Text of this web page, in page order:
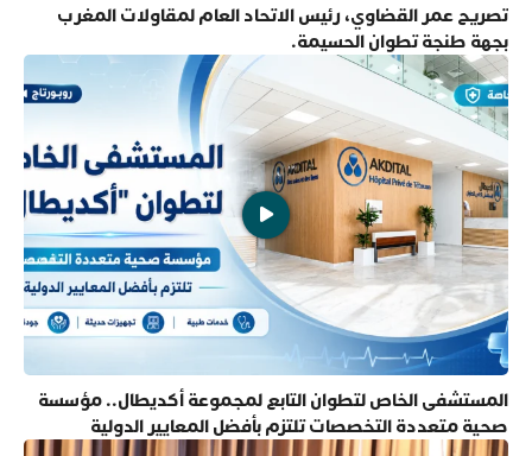
تصريح عمر القضاوي، رئيس الاتحاد العام لمقاولات المغرب
بجهة طنجة تطوان الحسيمة.
المستشفى الخاص لتطوان التابع لمجموعة أكديطال.. مؤسسة
صحية متعددة التخصصات تلتزم بأفضل المعايير الدولية